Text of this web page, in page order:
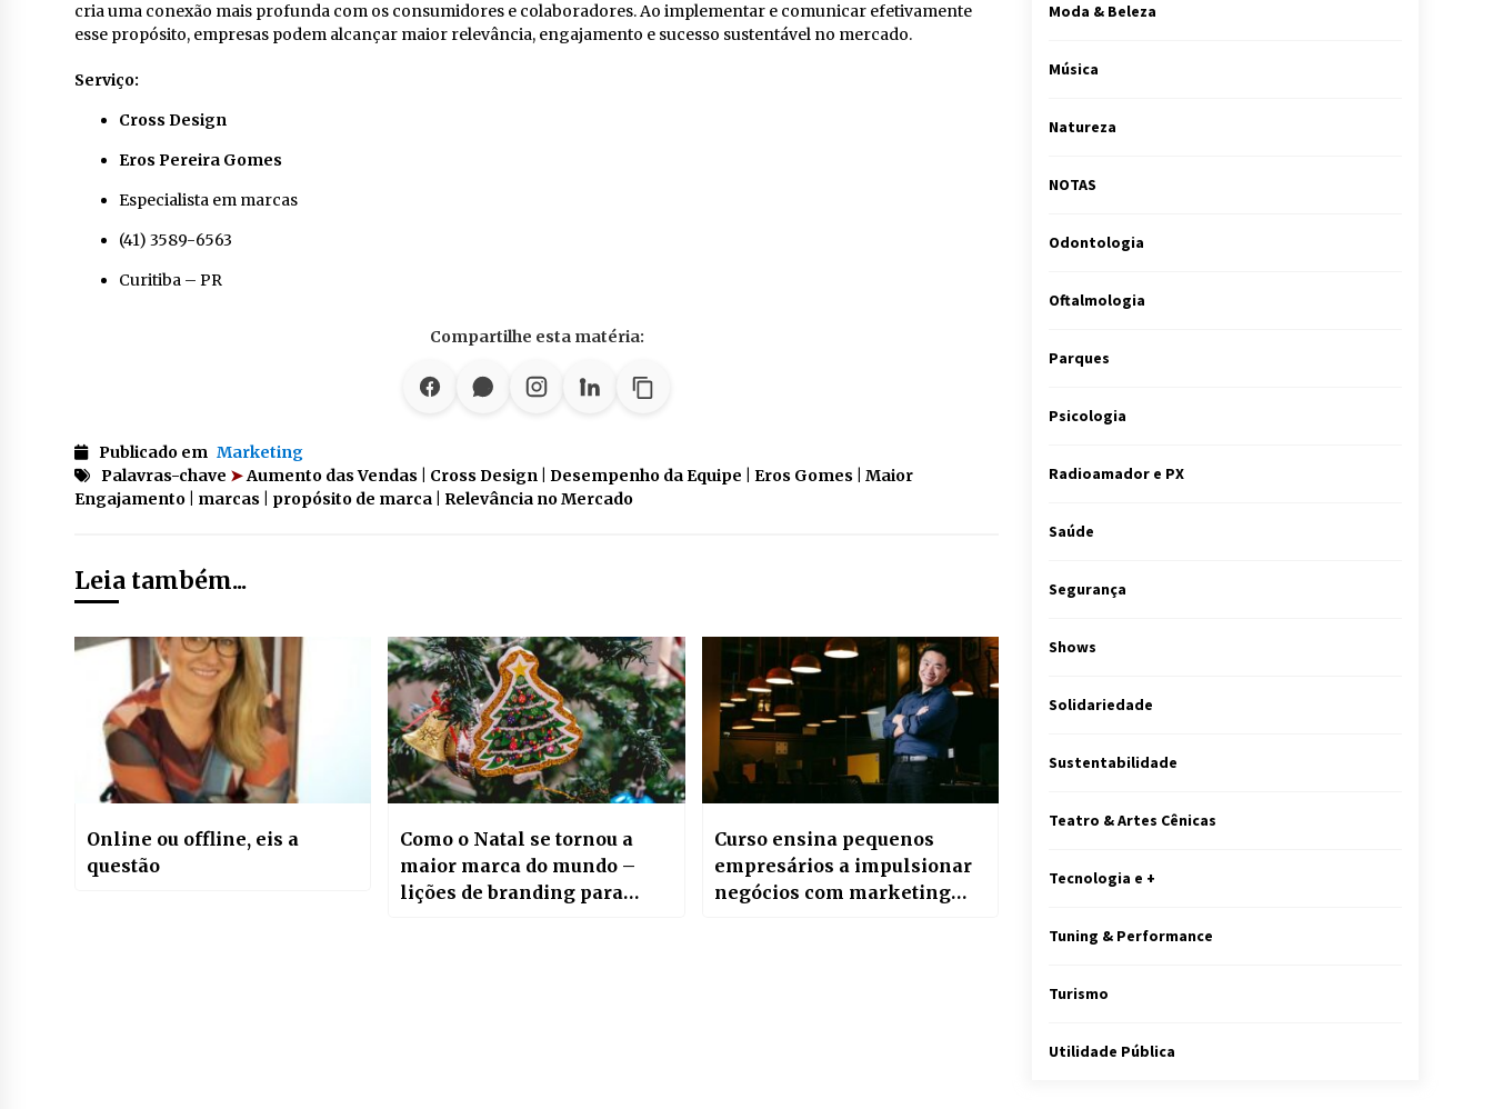
cria uma conexão mais profunda com os consumidores e colaboradores. Ao implementar e comunicar efetivamente
esse propósito, empresas podem alcançar maior relevância, engajamento e sucesso sustentável no mercado.
Serviço:
Cross Design
Eros Pereira Gomes
Especialista em marcas
(41) 3589-6563
Curitiba – PR
Compartilhe esta matéria:
Publicado em Marketing
Palavras-chave ➤Aumento das Vendas | Cross Design | Desempenho da Equipe | Eros Gomes | Maior
Engajamento | marcas | propósito de marca | Relevância no Mercado
Leia também...
Online ou offline, eis a
questão
Como o Natal se tornou a
maior marca do mundo –
lições de branding para
Curso ensina pequenos
empresários a impulsionar
negócios com marketing
Moda & Beleza
Música
Natureza
NOTAS
Odontologia
Oftalmologia
Parques
Psicologia
Radioamador e PX
Saúde
Segurança
Shows
Solidariedade
Sustentabilidade
Teatro & Artes Cênicas
Tecnologia e +
Tuning & Performance
Turismo
Utilidade Pública